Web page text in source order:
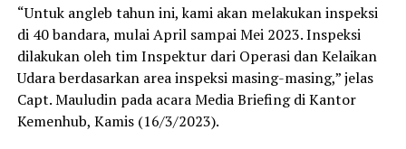
“Untuk angleb tahun ini, kami akan melakukan inspeksi
di 40 bandara, mulai April sampai Mei 2023. Inspeksi
dilakukan oleh tim Inspektur dari Operasi dan Kelaikan
Udara berdasarkan area inspeksi masing-masing,” jelas
Capt. Mauludin pada acara Media Briefing di Kantor
Kemenhub, Kamis (16/3/2023).